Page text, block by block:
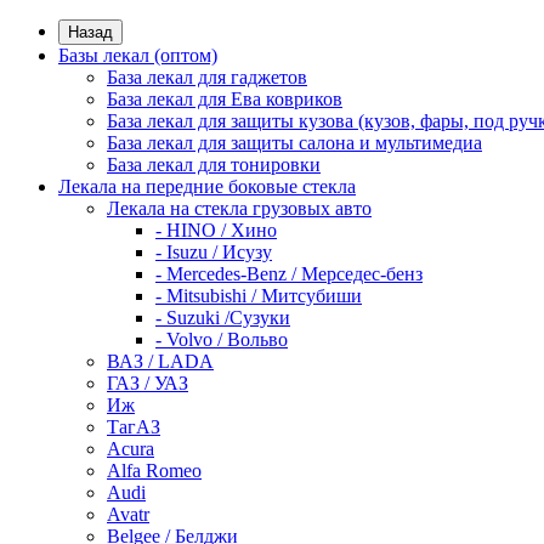
Назад
Базы лекал (оптом)
База лекал для гаджетов
База лекал для Ева ковриков
База лекал для защиты кузова (кузов, фары, под
База лекал для защиты салона и мультимедиа
База лекал для тонировки
Лекала на передние боковые стекла
Лекала на стекла грузовых авто
- HINO / Хино
- Isuzu / Исузу
- Mercedes-Benz / Мерседес-бенз
- Mitsubishi / Митсубиши
- Suzuki /Сузуки
- Volvo / Вольво
ВАЗ / LADA
ГАЗ / УАЗ
Иж
ТагАЗ
Acura
Alfa Romeo
Audi
Avatr
Belgee / Белджи